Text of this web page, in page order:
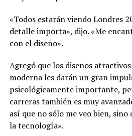
«Todos estarán viendo Londres
detalle importa», dijo. «Me
con el diseño».
Agregó que los diseños
moderna les darán un gran
psicológicamente importante,
carreras también es muy
así que no sólo me veo bien,
la tecnología».